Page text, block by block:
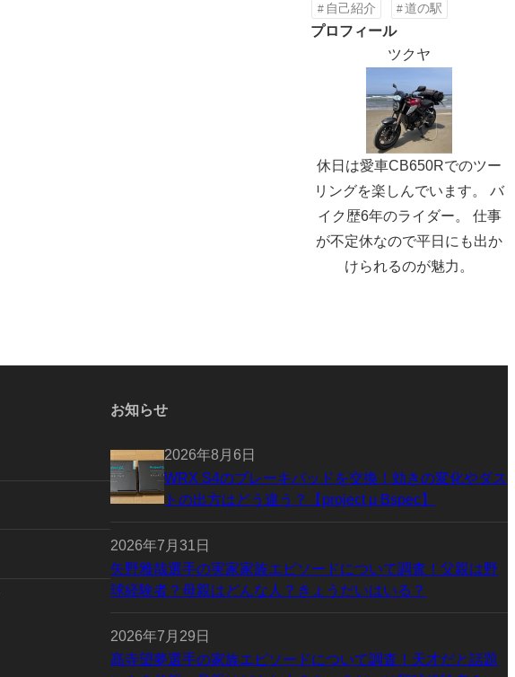
自己紹介
道の駅
プロフィール
ツクヤ
休日は愛車CB650Rでのツー
リングを楽しんでいます。 バ
イク歴6年のライダー。 仕事
が不定休なので平日にも出か
けられるのが魅力。
お知らせ
2026年8月6日
WRX S4のブレーキパッドを交換！効きの変化やダス
トの出方はどう違う？【project μ Bspec】
2026年7月31日
矢野雅哉選手の実家家族エピソードについて調査！父親は野
球経験者？母親はどんな人？きょうだいはいる？
2026年7月29日
髙寺望夢選手の家族エピソードについて調査！天才だと話題